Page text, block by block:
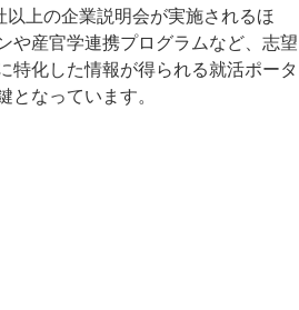
上の企業説明会が実施されるほ
や産官学連携プログラムなど、志望
特化した情報が得られる就活ポータ
となっています。